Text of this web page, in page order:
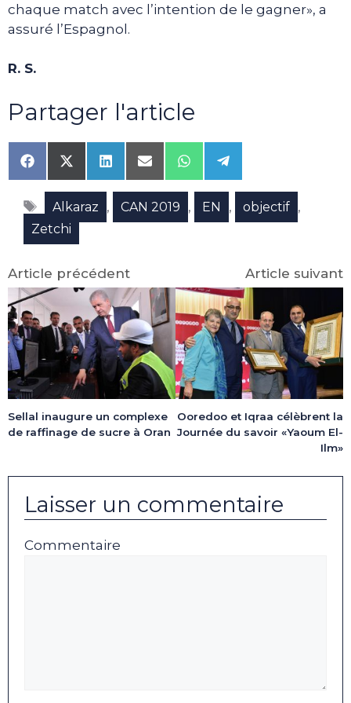
chaque match avec l’intention de le gagner», a
assuré l’Espagnol.
R. S.
Partager l'article
Share
on
Facebook
Share
on
X
(Twitter)
Share
on
LinkedIn
Share
on
Email
Share
on
WhatsApp
Share
on
Telegram
Étiquettes
Alkaraz , CAN 2019 , EN , objectif ,
Zetchi
Article précédent
Sellal inaugure un complexe
de raffinage de sucre à Oran
Article suivant
Ooredoo et Iqraa célèbrent la
Journée du savoir «Yaoum El-
Ilm»
Laisser un commentaire
Commentaire